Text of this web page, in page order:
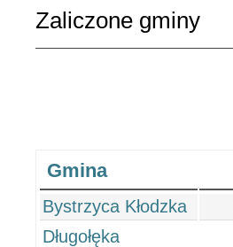
Zaliczone gminy
Gmina
Bystrzyca Kłodzka
Długołęka